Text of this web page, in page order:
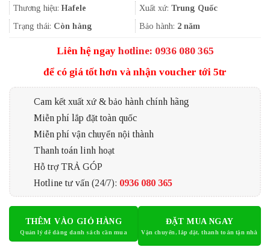
5.801.000₫.là:
4.060.700₫.
Thương hiệu: Hafele Xuất xứ: Trung Quốc
Trạng thái: Còn hàng Bảo hành: 2 năm
Liên hệ ngay hotline: 0936 080 365
để có giá tốt hơn và nhận voucher tới 5tr
Cam kết xuất xứ & bảo hành chính hãng
Miễn phí lắp đặt toàn quốc
Miễn phí vận chuyển nội thành
Thanh toán linh hoạt
Hỗ trợ TRẢ GÓP
Hotline tư vấn (24/7): 0936 080 365
THÊM VÀO GIỎ HÀNG ĐẶT MUA NGAY